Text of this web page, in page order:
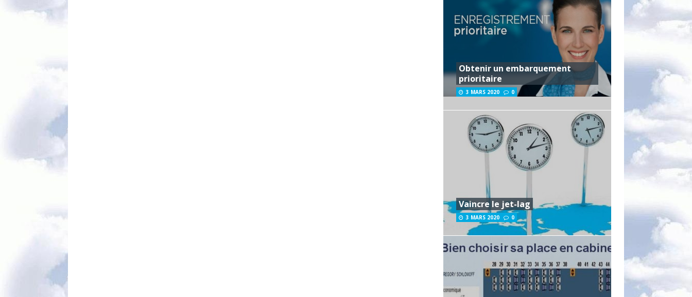
Obtenir un embarquement
prioritaire
3 MARS 2020 0
Vaincre le jet-lag
3 MARS 2020 0